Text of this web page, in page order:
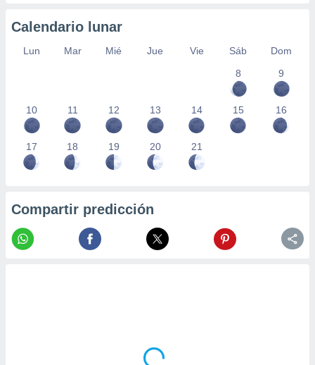
Calendario lunar
Lun Mar Mié Jue Vie Sáb
Dom
8
9
10 11 12 13 14 15 16
17 18 19 20 21
Compartir predicción